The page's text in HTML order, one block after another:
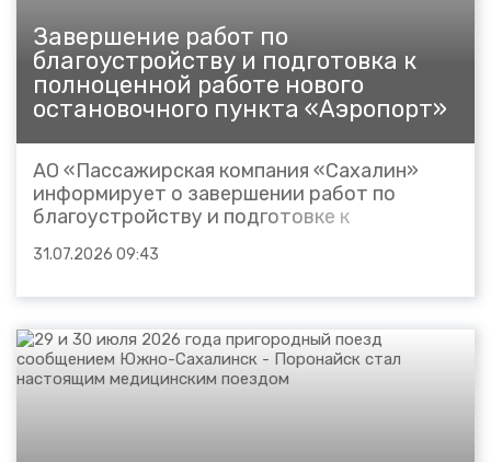
Завершение работ по
благоустройству и подготовка к
полноценной работе нового
остановочного пункта «Аэропорт»
АО «Пассажирская компания «Сахалин»
информирует о завершении работ по
благоустройству и подготовке к
пункта «Аэропорт». С 1 августа 2026 года
уже с новой...
31.07.2026 09:43